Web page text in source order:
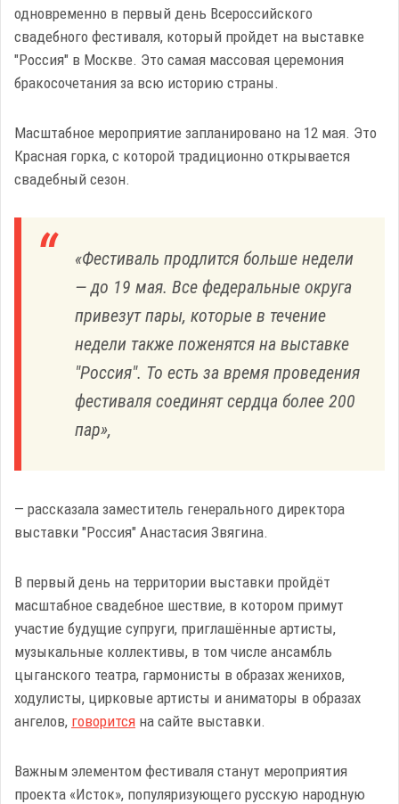
одновременно в первый день Всероссийского
свадебного фестиваля, который пройдет на выставке
"Россия" в Москве. Это самая массовая церемония
бракосочетания за всю историю страны.
Масштабное мероприятие запланировано на 12 мая. Это
Красная горка, с которой традиционно открывается
свадебный сезон.
«Фестиваль продлится больше недели
— до 19 мая. Все федеральные округа
привезут пары, которые в течение
недели также поженятся на выставке
"Россия". То есть за время проведения
фестиваля соединят сердца более 200
пар»,
— рассказала заместитель генерального директора
выставки "Россия" Анастасия Звягина.
В первый день на территории выставки пройдёт
масштабное свадебное шествие, в котором примут
участие будущие супруги, приглашённые артисты,
музыкальные коллективы, в том числе ансамбль
цыганского театра, гармонисты в образах женихов,
ходулисты, цирковые артисты и аниматоры в образах
ангелов, говорится на сайте выставки.
Важным элементом фестиваля станут мероприятия
проекта «Исток», популяризующего русскую народную